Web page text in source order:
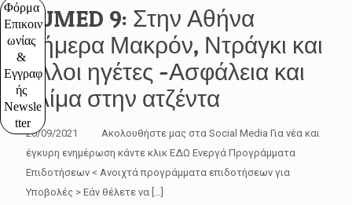
Φόρμα
Επικοιν
ωνίας
&
Εγγραφ
ής
Newsle
tter
EUMED 9: Στην Αθήνα
σήμερα Μακρόν, Ντράγκι και
άλλοι ηγέτες -Ασφάλεια και
κλίμα στην ατζέντα
20/09/2021 Ακολουθήστε μας στα Social Media Για νέα και
έγκυρη ενημέρωση κάντε κλικ ΕΔΩ Ενεργά Προγράμματα
Επιδοτήσεων < Ανοιχτά προγράμματα επιδοτήσεων για
Υποβολές > Εάν θέλετε να […]